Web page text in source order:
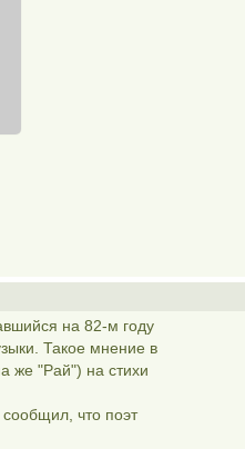
на 82-м году
Такое мнение в
же "Рай") на стихи
сообщил, что поэт